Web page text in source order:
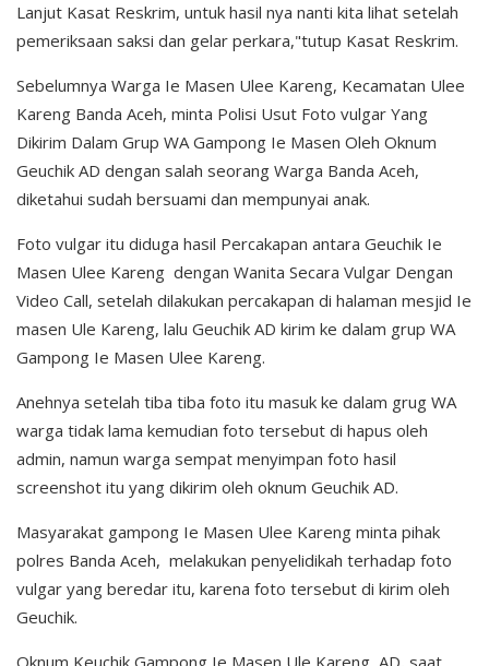
Lanjut Kasat Reskrim, untuk hasil nya nanti kita lihat setelah
pemeriksaan saksi dan gelar perkara,"tutup Kasat Reskrim.
Sebelumnya Warga Ie Masen Ulee Kareng, Kecamatan Ulee
Kareng Banda Aceh, minta Polisi Usut Foto vulgar Yang
Dikirim Dalam Grup WA Gampong Ie Masen Oleh Oknum
Geuchik AD dengan salah seorang Warga Banda Aceh,
diketahui sudah bersuami dan mempunyai anak.
Foto vulgar itu diduga hasil Percakapan antara Geuchik Ie
Masen Ulee Kareng dengan Wanita Secara Vulgar Dengan
Video Call, setelah dilakukan percakapan di halaman mesjid Ie
masen Ule Kareng, lalu Geuchik AD kirim ke dalam grup WA
Gampong Ie Masen Ulee Kareng.
Anehnya setelah tiba tiba foto itu masuk ke dalam grug WA
warga tidak lama kemudian foto tersebut di hapus oleh
admin, namun warga sempat menyimpan foto hasil
screenshot itu yang dikirim oleh oknum Geuchik AD.
Masyarakat gampong Ie Masen Ulee Kareng minta pihak
polres Banda Aceh, melakukan penyelidikah terhadap foto
vulgar yang beredar itu, karena foto tersebut di kirim oleh
Geuchik.